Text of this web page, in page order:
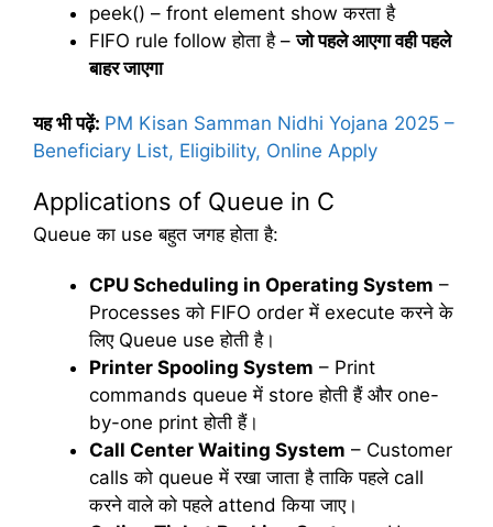
peek() – front element show करता है
FIFO rule follow होता है –जोपहलेआएगावहीपहले
बाहरजाएगा
यह भी पढ़ें: PM Kisan Samman Nidhi Yojana 2025 –
Beneficiary List, Eligibility, Online Apply
Applications of Queue in C
Queue का use बहुत जगह होता है:
CPU Scheduling in Operating System –
Processes को FIFO order में execute करने के
लिए Queue use होती है।
Printer Spooling System – Print
commands queue में store होती हैं और one-
by-one print होती हैं।
Call Center Waiting System – Customer
calls को queue में रखा जाता है ताकि पहले call
करने वाले को पहले attend किया जाए।